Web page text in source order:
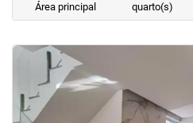
Área principal
quarto(s)
< <<<